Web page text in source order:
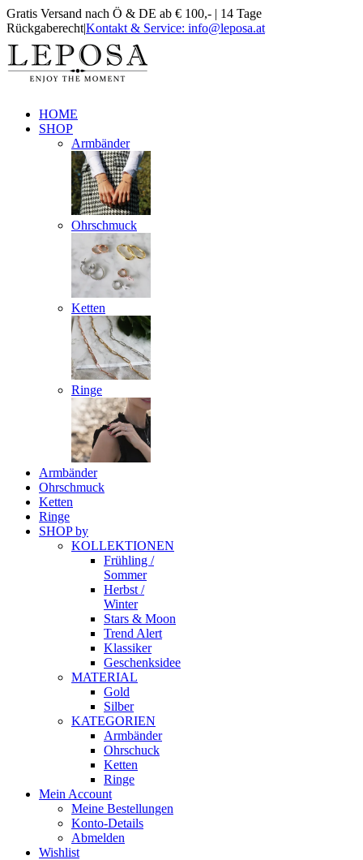
Zum
Inhalt
springen
Gratis Versand nach Ö & DE ab € 100,- | 14 Tage
Rückgaberecht|Kontakt & Service: info@leposa.at
Instagram
Facebook
Pinterest
HOME
SHOP
Armbänder
Ohrschmuck
Ketten
Ringe
Armbänder
Ohrschmuck
Ketten
Ringe
SHOP by
KOLLEKTIONEN
Frühling /
Sommer
Herbst /
Winter
Stars & Moon
Trend Alert
Klassiker
Geschenksidee
MATERIAL
Gold
Silber
KATEGORIEN
Armbänder
Ohrschuck
Ketten
Ringe
Mein Account
Meine Bestellungen
Konto-Details
Abmelden
Wishlist